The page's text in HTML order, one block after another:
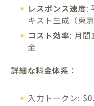
レスポンス速度:
キスト生成（東
コスト効率: 月間
金
詳細な料金体系 ：
入力トークン: